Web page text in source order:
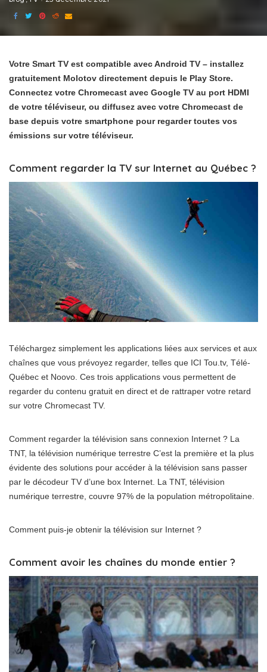
Votre Smart TV est compatible avec Android TV – installez
gratuitement Molotov directement depuis le Play Store.
Connectez votre Chromecast avec Google TV au port HDMI
de votre téléviseur, ou diffusez avec votre Chromecast de
base depuis votre smartphone pour regarder toutes vos
émissions sur votre téléviseur.
Comment regarder la TV sur Internet au Québec ?
Téléchargez simplement les applications liées aux services et aux
chaînes que vous prévoyez regarder, telles que ICI Tou.tv, Télé-
Québec et Noovo. Ces trois applications vous permettent de
regarder du contenu gratuit en direct et de rattraper votre retard
sur votre Chromecast TV.
Comment regarder la télévision sans connexion Internet ? La
TNT, la télévision numérique terrestre C’est la première et la plus
évidente des solutions pour accéder à la télévision sans passer
par le décodeur TV d’une box Internet. La TNT, télévision
numérique terrestre, couvre 97% de la population métropolitaine.
Comment puis-je obtenir la télévision sur Internet ?
Comment avoir les chaînes du monde entier ?